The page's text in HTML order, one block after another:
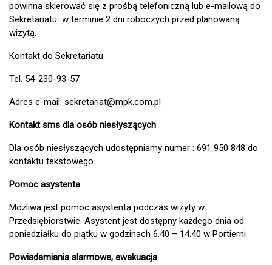
powinna skierować się z prośbą telefoniczną lub e-mailową do
Sekretariatu w terminie 2 dni roboczych przed planowaną
wizytą.
Kontakt do Sekretariatu
Tel. 54-230-93-57
Adres e-mail: sekretariat@mpk.com.pl
Kontakt sms dla osób niesłyszących
Dla osób niesłyszących udostępniamy numer : 691 950 848 do
kontaktu tekstowego.
Pomoc asystenta
Możliwa jest pomoc asystenta podczas wizyty w
Przedsiębiorstwie. Asystent jest dostępny każdego dnia od
poniedziałku do piątku w godzinach 6.40 – 14.40 w Portierni.
Powiadamiania alarmowe, ewakuacja